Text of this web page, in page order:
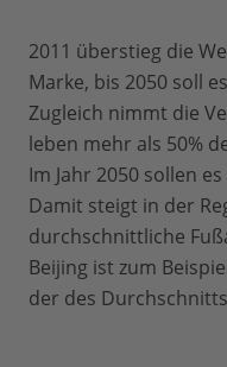
2011 überstieg die
Marke, bis 2050 soll
Zugleich nimmt die
leben mehr als 50%
Im Jahr 2050 sollen
Damit steigt in der
durchschnittliche
Beijing ist zum
der des